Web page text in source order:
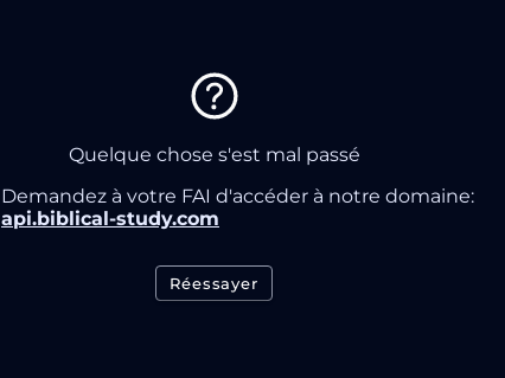
Quelque chose s'est mal passé
Demandez à votre FAI d'accéder à notre domaine:
api.biblical-study.com
Réessayer